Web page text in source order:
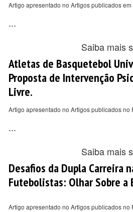
Artigo apresentado no Artigos publicados em
...
Saiba mais
Atletas de Basquetebol
Proposta de Intervenção
Livre.
Artigo apresentado no Artigos publicados no
...
Saiba mais
Desafios da Dupla Carreira
Futebolistas: Olhar Sobre a
Artigo apresentado no Artigos publicados no